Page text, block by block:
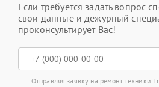
Если требуется задать вопрос
свои данные и дежурный
проконсультирует Вас!
Отправляя заявку на ремонт техники